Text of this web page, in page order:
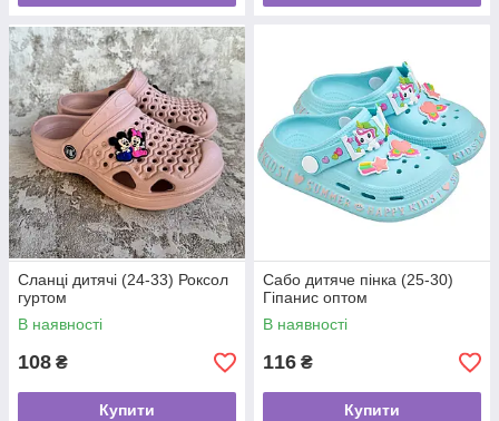
Сланці дитячі (24-33) Роксол
гуртом
В наявності
108 ₴
Купити
Сабо дитяче пінка (25-30)
Гіпанис оптом
В наявності
116 ₴
Купити